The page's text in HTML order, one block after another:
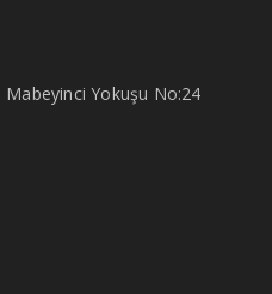
Yokuşu No:24